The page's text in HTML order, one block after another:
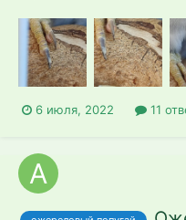
гноем. Подскажите
6 июля, 2022 11